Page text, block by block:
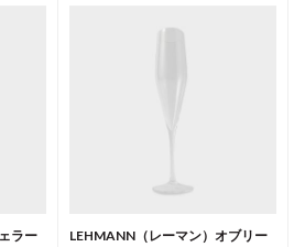
ラー
LEHMANN（レーマン）オブリー